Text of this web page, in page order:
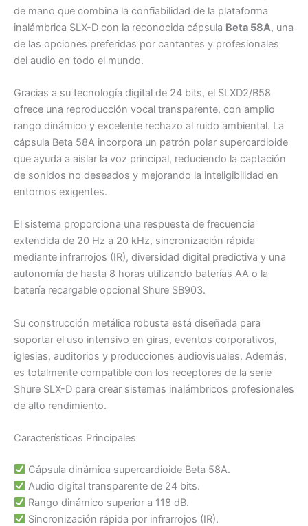
de mano que combina la confiabilidad de la plataforma
inalámbrica SLX-D con la reconocida cápsula Beta 58A, una
de las opciones preferidas por cantantes y profesionales
del audio en todo el mundo.
Gracias a su tecnología digital de 24 bits, el SLXD2/B58
ofrece una reproducción vocal transparente, con amplio
rango dinámico y excelente rechazo al ruido ambiental. La
cápsula Beta 58A incorpora un patrón polar supercardioide
que ayuda a aislar la voz principal, reduciendo la captación
de sonidos no deseados y mejorando la inteligibilidad en
entornos exigentes.
El sistema proporciona una respuesta de frecuencia
extendida de 20 Hz a 20 kHz, sincronización rápida
mediante infrarrojos (IR), diversidad digital predictiva y una
autonomía de hasta 8 horas utilizando baterías AA o la
batería recargable opcional Shure SB903.
Su construcción metálica robusta está diseñada para
soportar el uso intensivo en giras, eventos corporativos,
iglesias, auditorios y producciones audiovisuales. Además,
es totalmente compatible con los receptores de la serie
Shure SLX-D para crear sistemas inalámbricos profesionales
de alto rendimiento.
Características Principales
Cápsula dinámica supercardioide Beta 58A.
Audio digital transparente de 24 bits.
Rango dinámico superior a 118 dB.
Sincronización rápida por infrarrojos (IR).